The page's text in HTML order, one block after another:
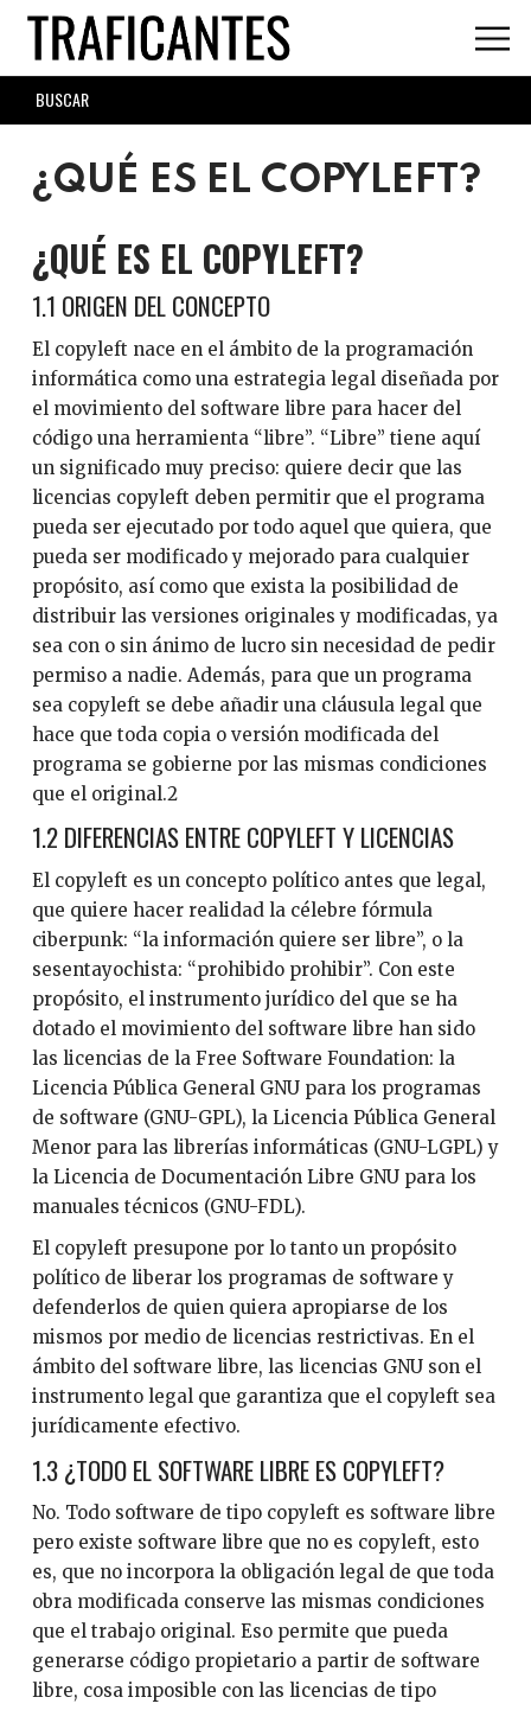
Skip
main
content
SEARCH
FORM
¿QUÉ ES EL COPYLEFT?
¿QUÉ ES EL COPYLEFT?
1.1 ORIGEN DEL CONCEPTO
El copyleft nace en el ámbito de la programación
informática como una estrategia legal diseñada por
el movimiento del software libre para hacer del
código una herramienta “libre”. “Libre” tiene aquí
un significado muy preciso: quiere decir que las
licencias copyleft deben permitir que el programa
pueda ser ejecutado por todo aquel que quiera, que
pueda ser modificado y mejorado para cualquier
propósito, así como que exista la posibilidad de
distribuir las versiones originales y modificadas, ya
sea con o sin ánimo de lucro sin necesidad de pedir
permiso a nadie. Además, para que un programa
sea copyleft se debe añadir una cláusula legal que
hace que toda copia o versión modificada del
programa se gobierne por las mismas condiciones
que el original.2
1.2 DIFERENCIAS ENTRE COPYLEFT Y LICENCIAS
El copyleft es un concepto político antes que legal,
que quiere hacer realidad la célebre fórmula
ciberpunk: “la información quiere ser libre”, o la
sesentayochista: “prohibido prohibir”. Con este
propósito, el instrumento jurídico del que se ha
dotado el movimiento del software libre han sido
las licencias de la Free Software Foundation: la
Licencia Pública General GNU para los programas
de software (GNU-GPL), la Licencia Pública General
Menor para las librerías informáticas (GNU-LGPL) y
la Licencia de Documentación Libre GNU para los
manuales técnicos (GNU-FDL).
El copyleft presupone por lo tanto un propósito
político de liberar los programas de software y
defenderlos de quien quiera apropiarse de los
mismos por medio de licencias restrictivas. En el
ámbito del software libre, las licencias GNU son el
instrumento legal que garantiza que el copyleft sea
jurídicamente efectivo.
1.3 ¿TODO EL SOFTWARE LIBRE ES COPYLEFT?
No. Todo software de tipo copyleft es software libre
pero existe software libre que no es copyleft, esto
es, que no incorpora la obligación legal de que toda
obra modificada conserve las mismas condiciones
que el trabajo original. Eso permite que pueda
generarse código propietario a partir de software
libre, cosa imposible con las licencias de tipo